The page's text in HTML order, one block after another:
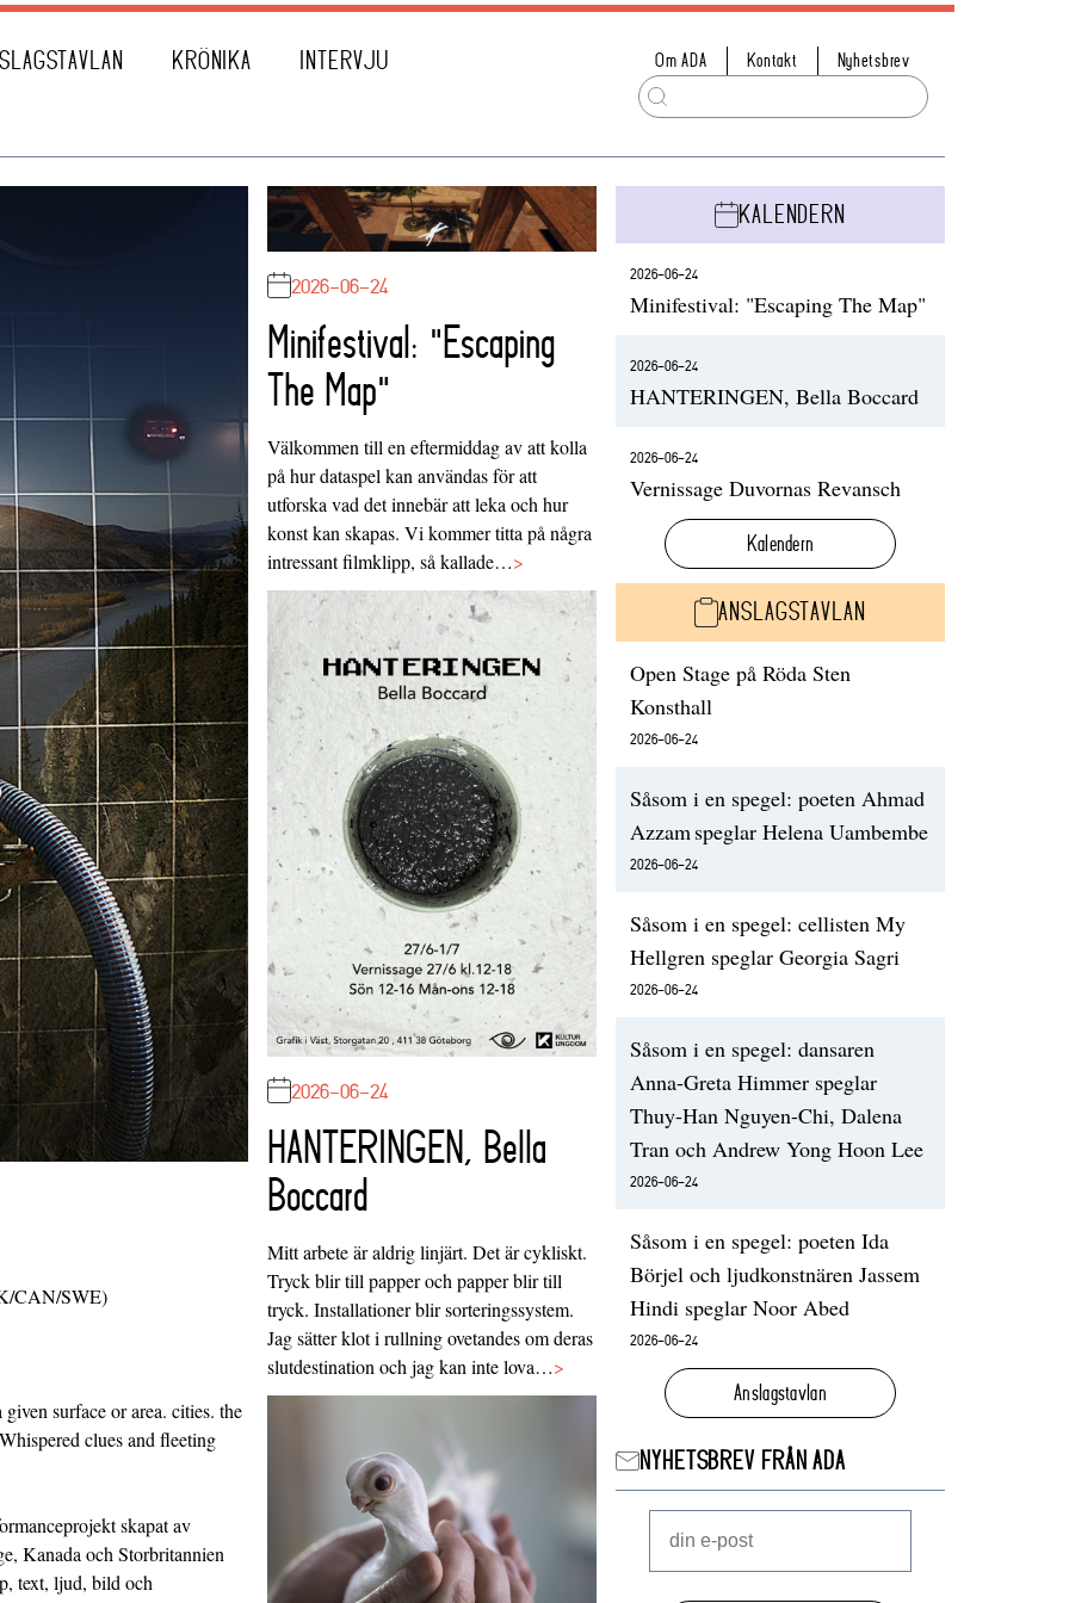
KRÖNIKA INTERVJU Om ADA Kontakt Nyhetsbrev
CAN/SWE)
surface or area. cities. the
clues and fleeting
skapat av
Kanada och Storbritannien
text, ljud, bild och
2026-06-24
Minifestival: "Escaping
The Map"
Välkommen till en eftermiddag av att kolla
på hur dataspel kan användas för att
utforska vad det innebär att leka och hur
konst kan skapas. Vi kommer titta på några
intressant filmklipp, så kallade…>
2026-06-24
HANTERINGEN, Bella
Boccard
Mitt arbete är aldrig linjärt. Det är cykliskt.
Tryck blir till papper och papper blir till
tryck. Installationer blir sorteringssystem.
Jag sätter klot i rullning ovetandes om deras
slutdestination och jag kan inte lova…>
KALENDERN
2026-06-24
Minifestival: "Escaping The Map"
2026-06-24
HANTERINGEN, Bella Boccard
2026-06-24
Vernissage Duvornas Revansch
Kalendern
ANSLAGSTAVLAN
Open Stage på Röda Sten
Konsthall
2026-06-24
Såsom i en spegel: poeten Ahmad
Azzam speglar Helena Uambembe
2026-06-24
Såsom i en spegel: cellisten My
Hellgren speglar Georgia Sagri
2026-06-24
Såsom i en spegel: dansaren
Anna-Greta Himmer speglar
Thuy-Han Nguyen-Chi, Dalena
Tran och Andrew Yong Hoon Lee
2026-06-24
Såsom i en spegel: poeten Ida
Börjel och ljudkonstnären Jassem
Hindi speglar Noor Abed
2026-06-24
Anslagstavlan
NYHETSBREV FRÅN ADA